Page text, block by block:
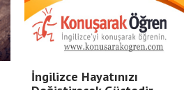
İngilizce Hayatınızı